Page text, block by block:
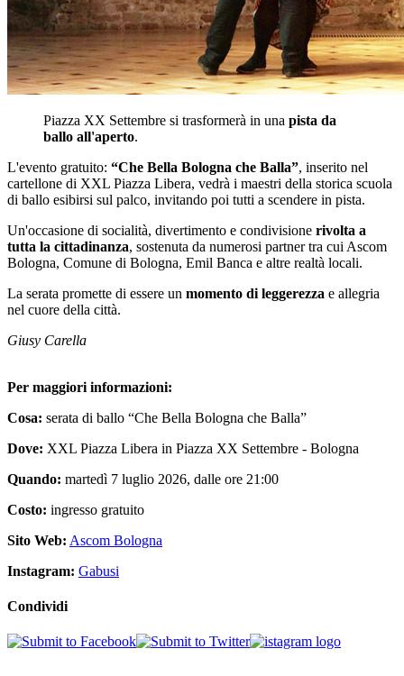
Piazza XX Settembre si trasformerà in una pista da
ballo all'aperto.
L'evento gratuito: “Che Bella Bologna che Balla”, inserito nel
cartellone di XXL Piazza Libera, vedrà i maestri della storica scuola
di ballo esibirsi sul palco, invitando poi tutti a scendere in pista.
Un'occasione di socialità, divertimento e condivisione rivolta a
tutta la cittadinanza, sostenuta da numerosi partner tra cui Ascom
Bologna, Comune di Bologna, Emil Banca e altre realtà locali.
La serata promette di essere un momento di leggerezza e allegria
nel cuore della città.
Giusy Carella
Per maggiori informazioni:
Cosa: serata di ballo “Che Bella Bologna che Balla”
Dove: XXL Piazza Libera in Piazza XX Settembre - Bologna
Quando: martedì 7 luglio 2026, dalle ore 21:00
Costo: ingresso gratuito
Sito Web: Ascom Bologna
Instagram: Gabusi
Condividi